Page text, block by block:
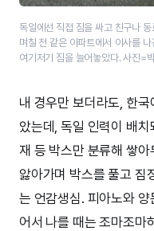
독일에선 직접 짐을 싸고 친구나
며칠 전 같은 아파트에서 이사를
여기저기 짐을 늘어놓았다. 사진=
내 경우만 보더라도, 한
았는데, 독일 인력이 배
재 등 박스만 분류해 쌓
앓아가며 박스를 풀고 짐
는 언감생심. 피아노와
어서 나를 때는 조마조마